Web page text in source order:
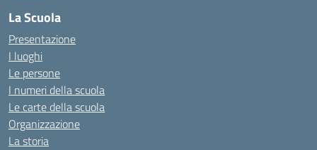
La Scuola
Presentazione
I luoghi
Le persone
I numeri della scuola
Le carte della scuola
Organizzazione
La storia